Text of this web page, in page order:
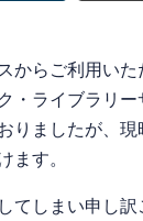
からご利用い
・ライブラリー
りましたが、
ます。
てしまい申し訳